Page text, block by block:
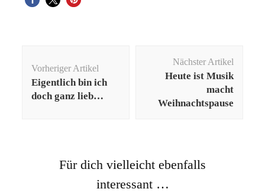
Vorheriger Artikel
Eigentlich bin ich
doch ganz lieb…
Nächster Artikel
Heute ist Musik
macht
Weihnachtspause
Für dich vielleicht ebenfalls
interessant …